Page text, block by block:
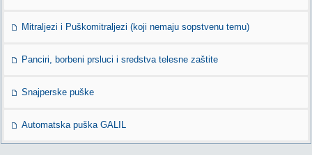
Mitraljezi i Puškomitraljezi (koji nemaju sopstvenu temu)
Panciri, borbeni prsluci i sredstva telesne zaštite
Snajperske puške
Automatska puška GALIL